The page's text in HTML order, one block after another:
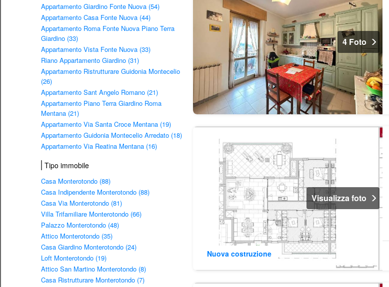
Appartamento Giardino Fonte Nuova (54)
Appartamento Casa Fonte Nuova (44)
Appartamento Roma Fonte Nuova Piano Terra
Giardino (33)
Appartamento Vista Fonte Nuova (33)
Riano Appartamento Giardino (31)
Appartamento Ristrutturare Guidonia Montecelio
(26)
Appartamento Sant Angelo Romano (21)
Appartamento Piano Terra Giardino Roma
Mentana (21)
Appartamento Via Santa Croce Mentana (19)
Appartamento Guidonia Montecelio Arredato (18)
Appartamento Via Reatina Mentana (16)
Tipo immobile
Casa Monterotondo (88)
Casa Indipendente Monterotondo (88)
Casa Via Monterotondo (81)
Villa Trifamiliare Monterotondo (66)
Palazzo Monterotondo (48)
Attico Monterotondo (35)
Casa Giardino Monterotondo (24)
Loft Monterotondo (19)
Attico San Martino Monterotondo (8)
Casa Ristrutturare Monterotondo (7)
4 Foto
Nuova costruzione
Visualizza foto